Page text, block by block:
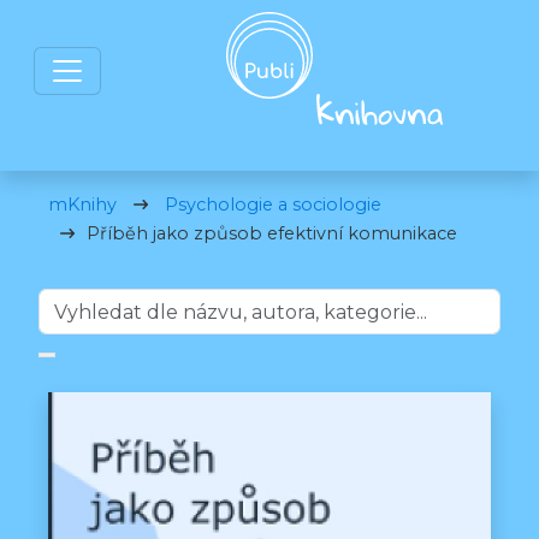
mKnihy
Psychologie a sociologie
Příběh jako způsob efektivní komunikace